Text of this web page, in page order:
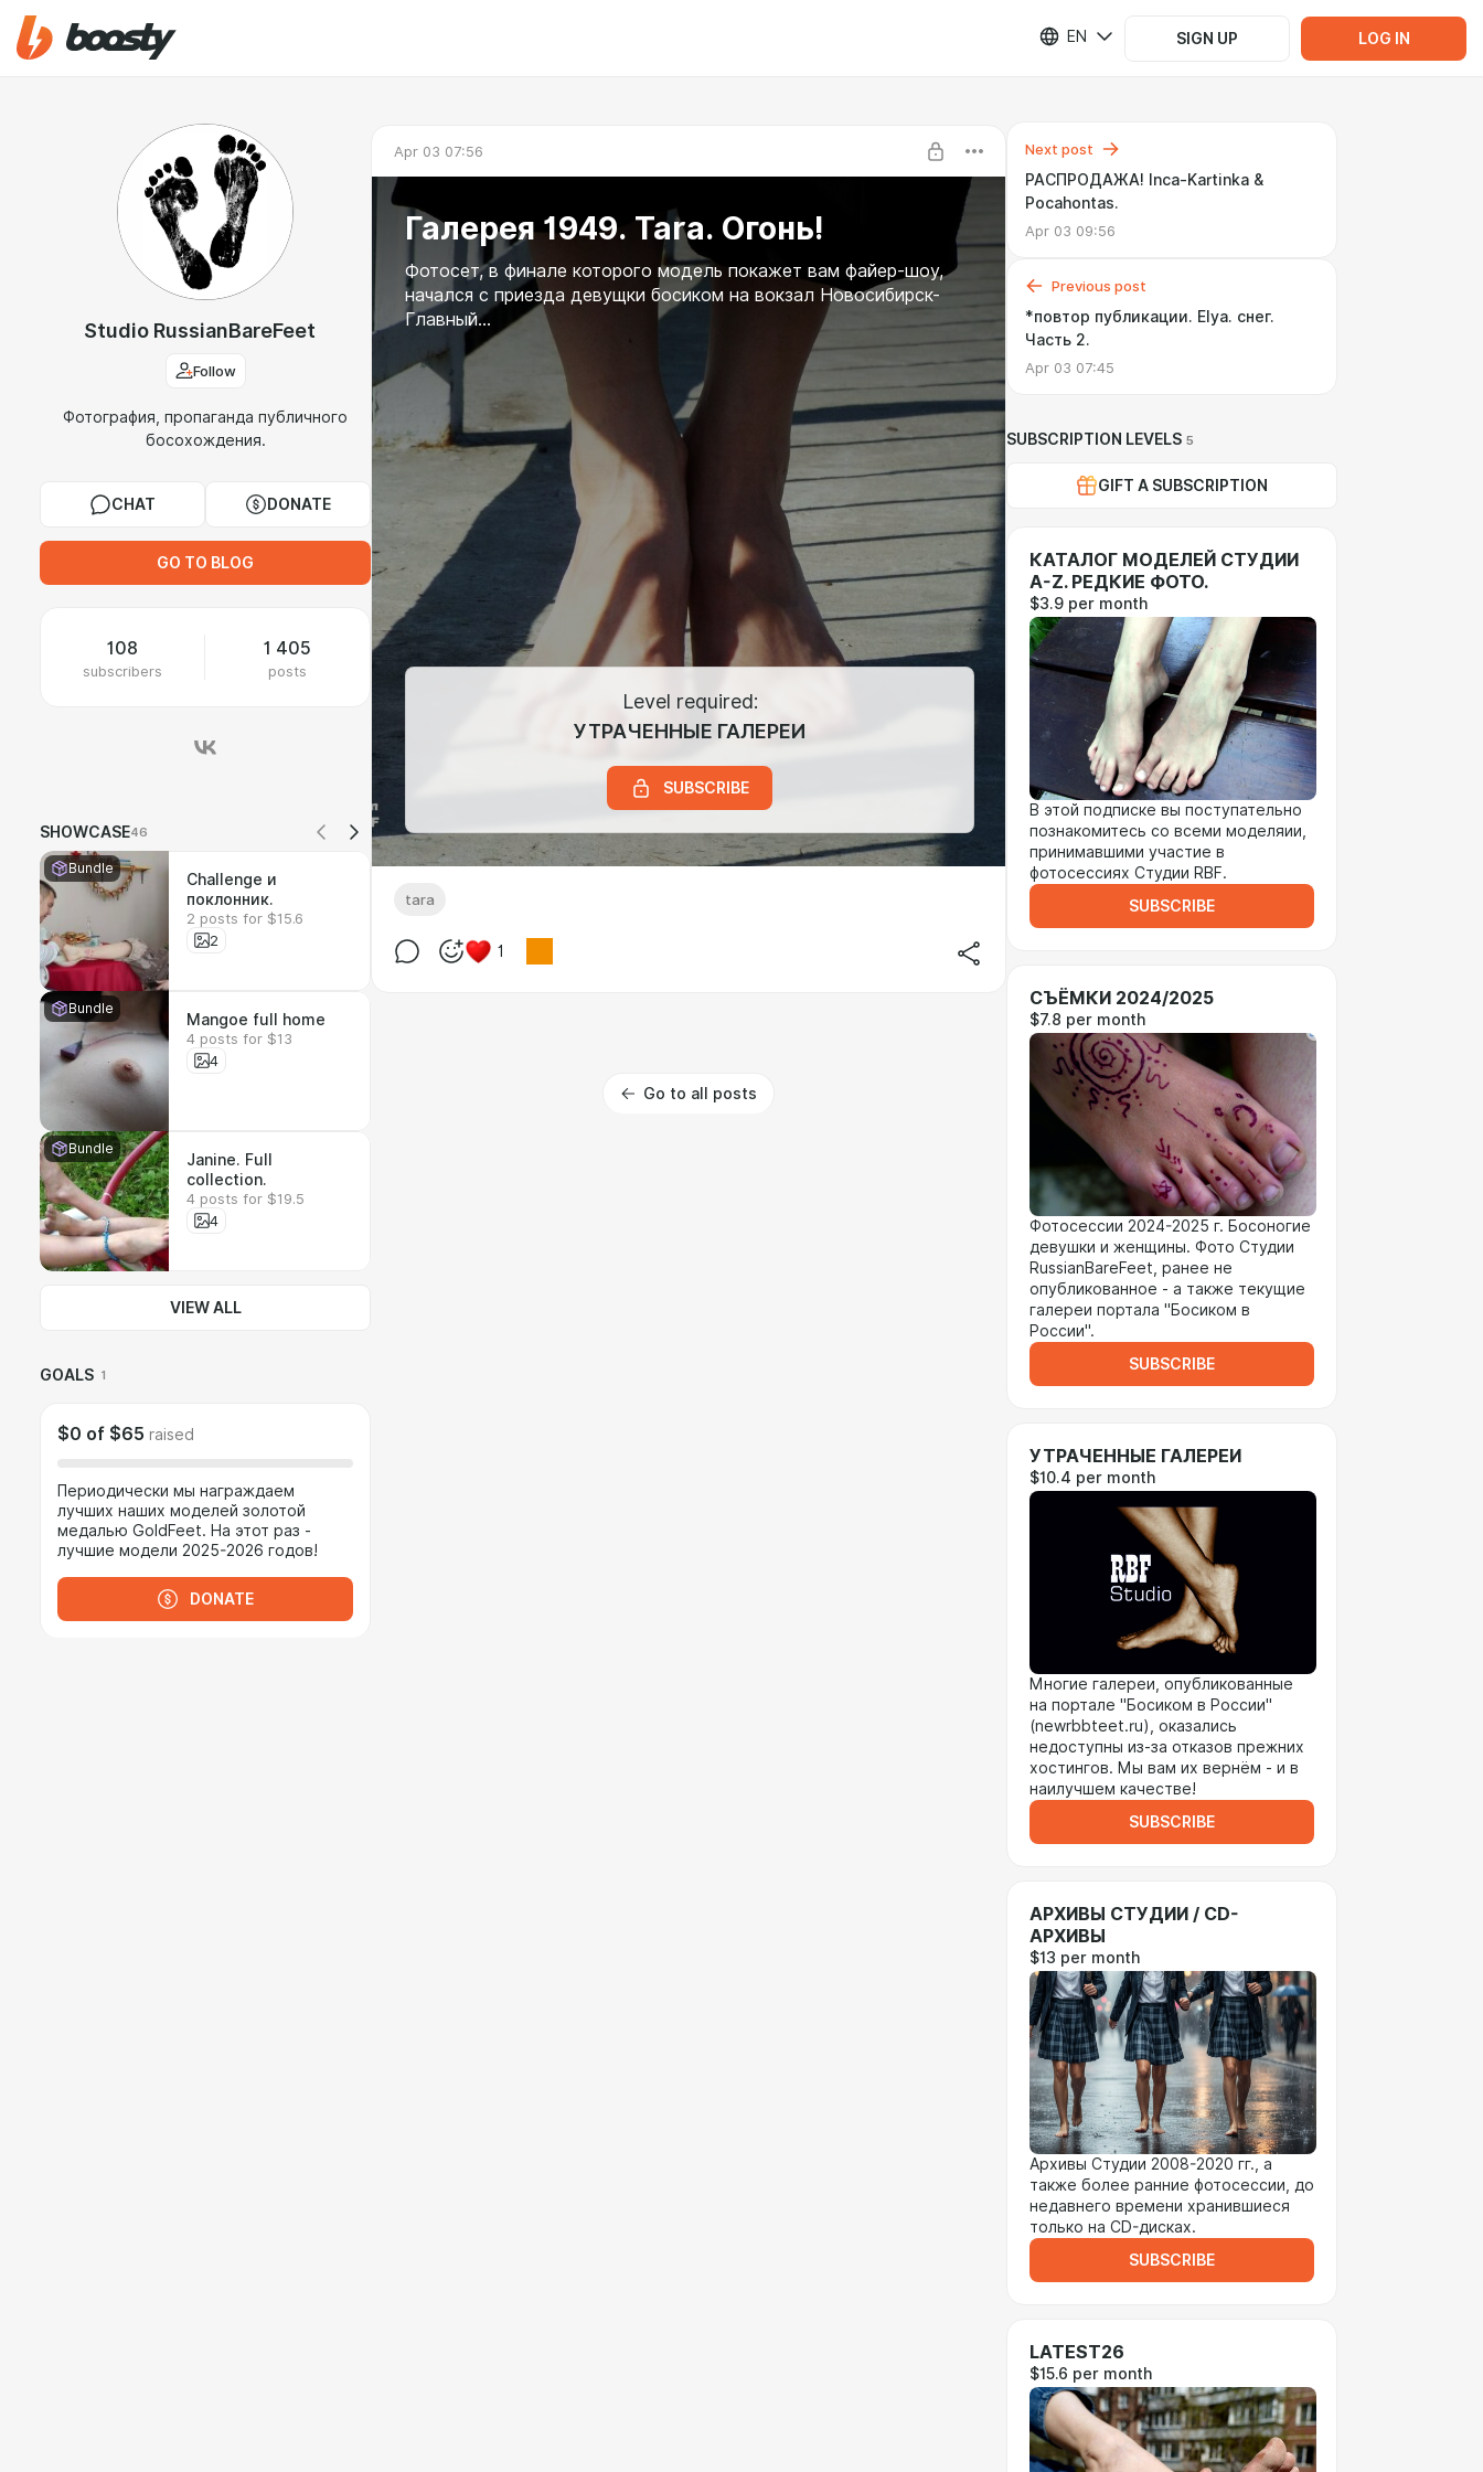
EN SIGN UP LOG IN
Studio RussianBareFeet
Follow
Фотография, пропаганда публичного
босохождения.
CHAT DONATE
GO TO BLOG
108
subscribers
1 405
posts
SHOWCASE46
Bundle
Challenge и
поклонник.
2 posts for $15.6
2
Bundle
Mangoe full home
4 posts for $13
4
Bundle
Janine. Full
collection.
4 posts for $19.5
4
VIEW ALL
GOALS 1
$0 of $65 raised
Периодически мы награждаем
лучших наших моделей золотой
медалью GoldFeet. На этот раз -
лучшие модели 2025-2026 годов!
DONATE
Apr 03 07:56
Галерея 1949. Tara. Огонь!
Фотосет, в финале которого модель покажет вам файер-шоу,
начался с приезда девущки босиком на вокзал Новосибирск-
Главный...
Level required:
УТРАЧЕННЫЕ ГАЛЕРЕИ
SUBSCRIBE
tara
1
Go to all posts
Next post
РАСПРОДАЖА! Inca-Kartinka &
Pocahontas.
Apr 03 09:56
Previous post
*повтор публикации. Elya. снег.
Часть 2.
Apr 03 07:45
SUBSCRIPTION LEVELS 5
GIFT A SUBSCRIPTION
КАТАЛОГ МОДЕЛЕЙ СТУДИИ
A-Z. РЕДКИЕ ФОТО.
$3.9 per month
В этой подписке вы поступательно
познакомитесь со всеми моделяии,
принимавшими участие в
фотосессиях Студии RBF.
SUBSCRIBE
СЪЁМКИ 2024/2025
$7.8 per month
Фотосессии 2024-2025 г. Босоногие
девушки и женщины. Фото Студии
RussianBareFeet, ранее не
опубликованное - а также текущие
галереи портала "Босиком в
России".
SUBSCRIBE
УТРАЧЕННЫЕ ГАЛЕРЕИ
$10.4 per month
Многие галереи, опубликованные
на портале "Босиком в России"
(newrbbteet.ru), оказались
недоступны из-за отказов прежних
хостингов. Мы вам их вернём - и в
наилучшем качестве!
SUBSCRIBE
АРХИВЫ СТУДИИ / CD-
АРХИВЫ
$13 per month
Архивы Студии 2008-2020 гг., а
также более ранние фотосессии, до
недавнего времени хранившиеся
только на CD-дисках.
SUBSCRIBE
LATEST26
$15.6 per month